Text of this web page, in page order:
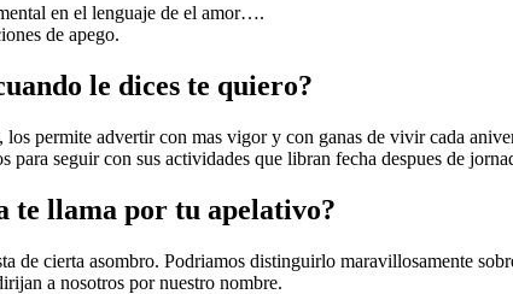
en el lenguaje de el amor….
de apego.
le dices te quiero?
permite advertir con mas vigor y con ganas de vivir cada
para seguir con sus actividades que libran fecha despues de
te llama por tu apelativo?
de cierta asombro. Podri­amos distinguirlo maravillosamente
a nosotros por nuestro nombre.